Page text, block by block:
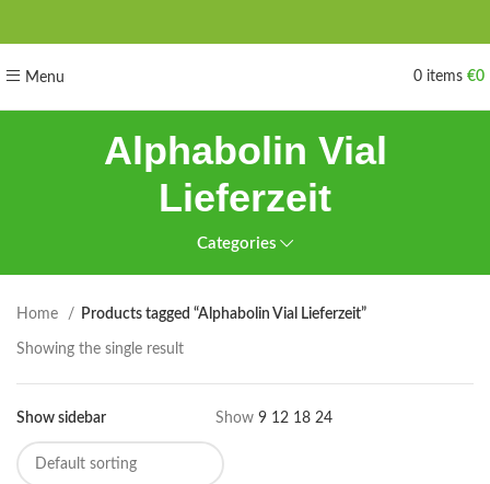
Menu 0 items €0
Alphabolin Vial
Lieferzeit
Categories
Home Products tagged “Alphabolin Vial Lieferzeit”
Showing the single result
Show sidebar Show 9 12 18 24